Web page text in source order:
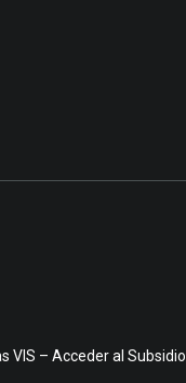
VIS – Acceder al Subsidio